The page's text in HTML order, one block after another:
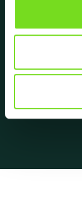
próximos